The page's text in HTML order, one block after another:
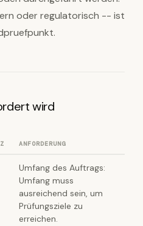
oder regulatorisch -- ist
wird
ANFORDERUNG
Umfang des Auftrags:
Umfang muss
ausreichend sein, um
Prüfungsziele zu
erreichen.